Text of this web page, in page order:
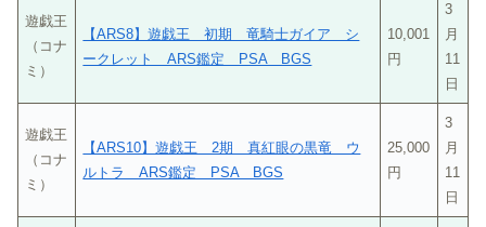
遊戯王
（コナ
ミ）
【ARS8】遊戯王 初期 竜騎士ガイア シ
ークレット ARS鑑定 PSA BGS
10,001
円
3
月
11
日
遊戯王
（コナ
ミ）
【ARS10】遊戯王 2期 真紅眼の黒竜 ウ
ルトラ ARS鑑定 PSA BGS
25,000
円
3
月
11
日